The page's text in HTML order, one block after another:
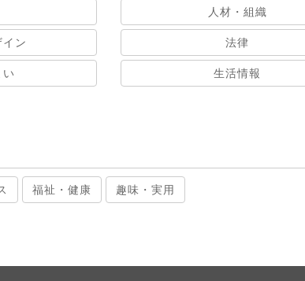
人材・組織
イン 法律
生活情報
福祉・健康 趣味・実用